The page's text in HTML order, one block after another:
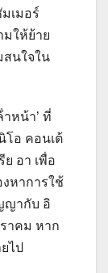
เมอร์
มให้ย้าย
นใจใน
หน้า’ ที่
โอ คอนเต้
อา เพื่อ
หาการใช้
ญากับ อิ
าคม หาก
ไป